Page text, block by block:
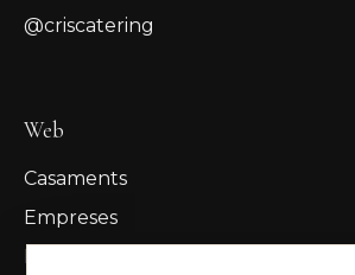
@criscatering
Web
Casaments
Empreses
Espais